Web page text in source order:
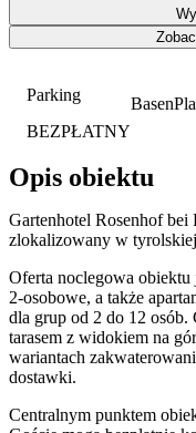
Parking
BEZPŁATNY
Basen
Opis obiektu
Gartenhotel Rosenhof
zlokalizowany w
Oferta noclegowa
2-osobowe, a także
dla grup od 2 do 12 osób.
tarasem z widokiem na
wariantach
dostawki.
Centralnym punktem